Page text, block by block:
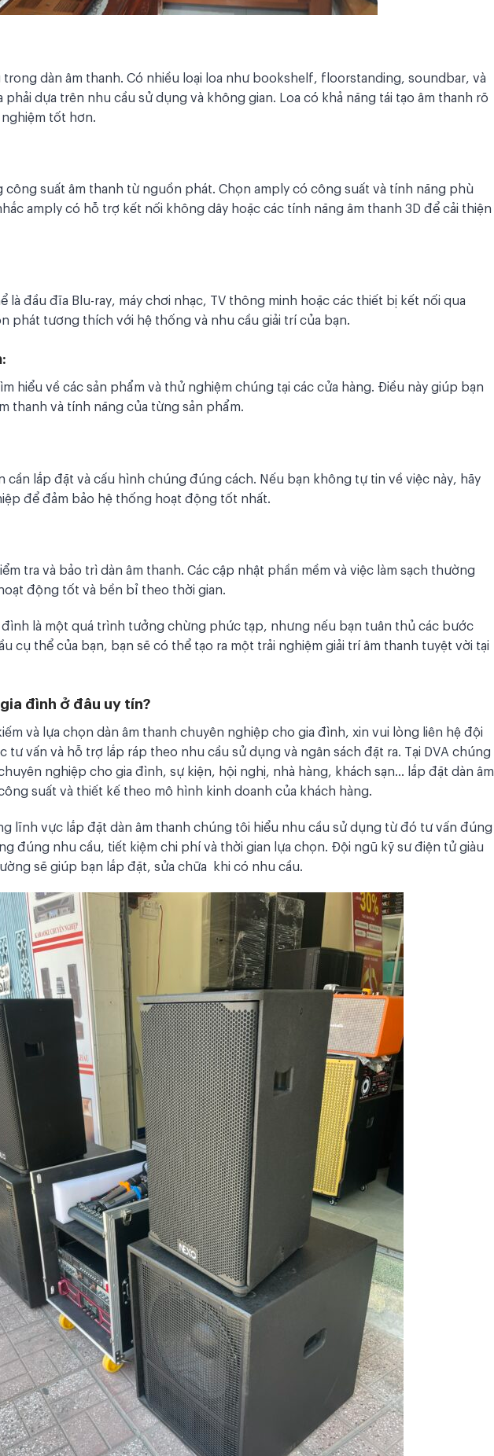
dàn âm thanh. Có nhiều loại loa như bookshelf, floorstanding, soundbar, và
dựa trên nhu cầu sử dụng và không gian. Loa có khả năng tái tạo âm thanh rõ
tốt hơn.
suất âm thanh từ nguồn phát. Chọn amply có công suất và tính năng phù
amply có hỗ trợ kết nối không dây hoặc các tính năng âm thanh 3D để cải thiện
là đầu đĩa Blu-ray, máy chơi nhạc, TV thông minh hoặc các thiết bị kết nối qua
phát tương thích với hệ thống và nhu cầu giải trí của bạn.
hiểu về các sản phẩm và thử nghiệm chúng tại các cửa hàng. Điều này giúp bạn
thanh và tính năng của từng sản phẩm.
cần lắp đặt và cấu hình chúng đúng cách. Nếu bạn không tự tin về việc này, hãy
để đảm bảo hệ thống hoạt động tốt nhất.
tra và bảo trì dàn âm thanh. Các cập nhật phần mềm và việc làm sạch thường
động tốt và bền bỉ theo thời gian.
đình là một quá trình tưởng chừng phức tạp, nhưng nếu bạn tuân thủ các bước
cụ thể của bạn, bạn sẽ có thể tạo ra một trải nghiệm giải trí âm thanh tuyệt vời tại
đình ở đâu uy tín?
và lựa chọn dàn âm thanh chuyên nghiệp cho gia đình, xin vui lòng liên hệ đội
tư vấn và hỗ trợ lắp ráp theo nhu cầu sử dụng và ngân sách đặt ra. Tại DVA chúng
nghiệp cho gia đình, sự kiện, hội nghị, nhà hàng, khách sạn… lắp đặt dàn âm
suất và thiết kế theo mô hình kinh doanh của khách hàng.
lĩnh vực lắp đặt dàn âm thanh chúng tôi hiểu nhu cầu sử dụng từ đó tư vấn đúng
đúng nhu cầu, tiết kiệm chi phí và thời gian lựa chọn. Đội ngũ kỹ sư điện tử giàu
sẽ giúp bạn lắp đặt, sửa chữa khi có nhu cầu.